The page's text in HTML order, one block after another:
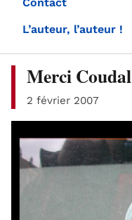
L’auteur, l’auteur !
Merci Coudal
2 février 2007